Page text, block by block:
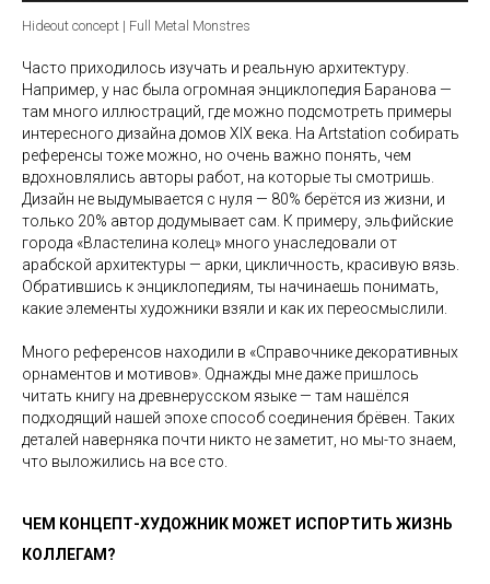
Hideout concept | Full Metal Monstres
Часто приходилось изучать и реальную архитектуру.
Например, у нас была огромная энциклопедия Баранова —
там много иллюстраций, где можно подсмотреть примеры
интересного дизайна домов XIX века. На Artstation собирать
референсы тоже можно, но очень важно понять, чем
вдохновлялись авторы работ, на которые ты смотришь.
Дизайн не выдумывается с нуля — 80% берётся из жизни, и
только 20% автор додумывает сам. К примеру, эльфийские
города «Властелина колец» много унаследовали от
арабской архитектуры — арки, цикличность, красивую вязь.
Обратившись к энциклопедиям, ты начинаешь понимать,
какие элементы художники взяли и как их переосмыслили.
Много референсов находили в «Справочнике декоративных
орнаментов и мотивов». Однажды мне даже пришлось
читать книгу на древнерусском языке — там нашёлся
подходящий нашей эпохе способ соединения брёвен. Таких
деталей наверняка почти никто не заметит, но мы-то знаем,
что выложились на все сто.
ЧЕМ КОНЦЕПТ-ХУДОЖНИК МОЖЕТ ИСПОРТИТЬ ЖИЗНЬ
КОЛЛЕГАМ?